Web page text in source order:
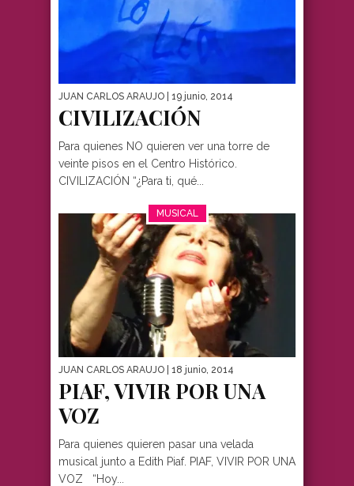
JUAN CARLOS ARAUJO | 19 junio, 2014
CIVILIZACIÓN
Para quienes NO quieren ver una torre de
veinte pisos en el Centro Histórico.
CIVILIZACIÓN “¿Para ti, qué...
MUSICAL
JUAN CARLOS ARAUJO | 18 junio, 2014
PIAF, VIVIR POR UNA
VOZ
Para quienes quieren pasar una velada
musical junto a Edith Piaf. PIAF, VIVIR POR UNA
VOZ “Hoy...